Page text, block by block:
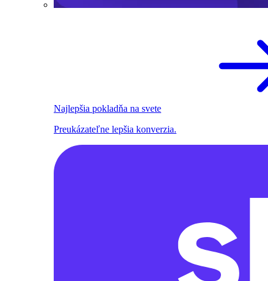
Najlepšia pokladňa na svete
Preukázateľne lepšia konverzia.